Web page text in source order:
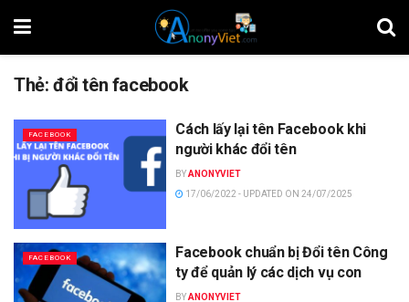
Thẻ:đổi tên facebook
FACEBOOK
Cách lấy lại tên Facebook khi
người khác đổi tên
BYANONYVIET
17/06/2022 - UPDATED ON 24/07/2025
FACEBOOK
Facebook chuẩn bị Đổi tên Công
ty để quản lý các dịch vụ con
BYANONYVIET